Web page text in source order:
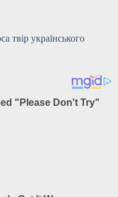
твір українського